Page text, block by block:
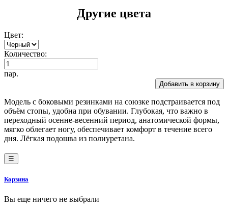
Другие цвета
Цвет:
Количество:
пар.
Добавить в корзину
Модель с боковыми резинками на союзке подстраивается под
объём стопы, удобна при обувании. Глубокая, что важно в
переходный осенне-весенний период, анатомической формы,
мягко облегает ногу, обеспечивает комфорт в течение всего
дня. Лёгкая подошва из полиуретана.
☰
Корзина
Вы еще ничего не выбрали